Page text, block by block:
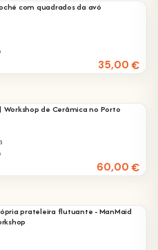
com quadrados da avó
35,00€
de Cerâmica no Porto
60,00€
prateleira flutuante - ManMaid